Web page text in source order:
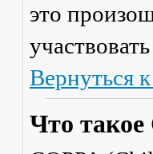
это
Вернуться
Что такое